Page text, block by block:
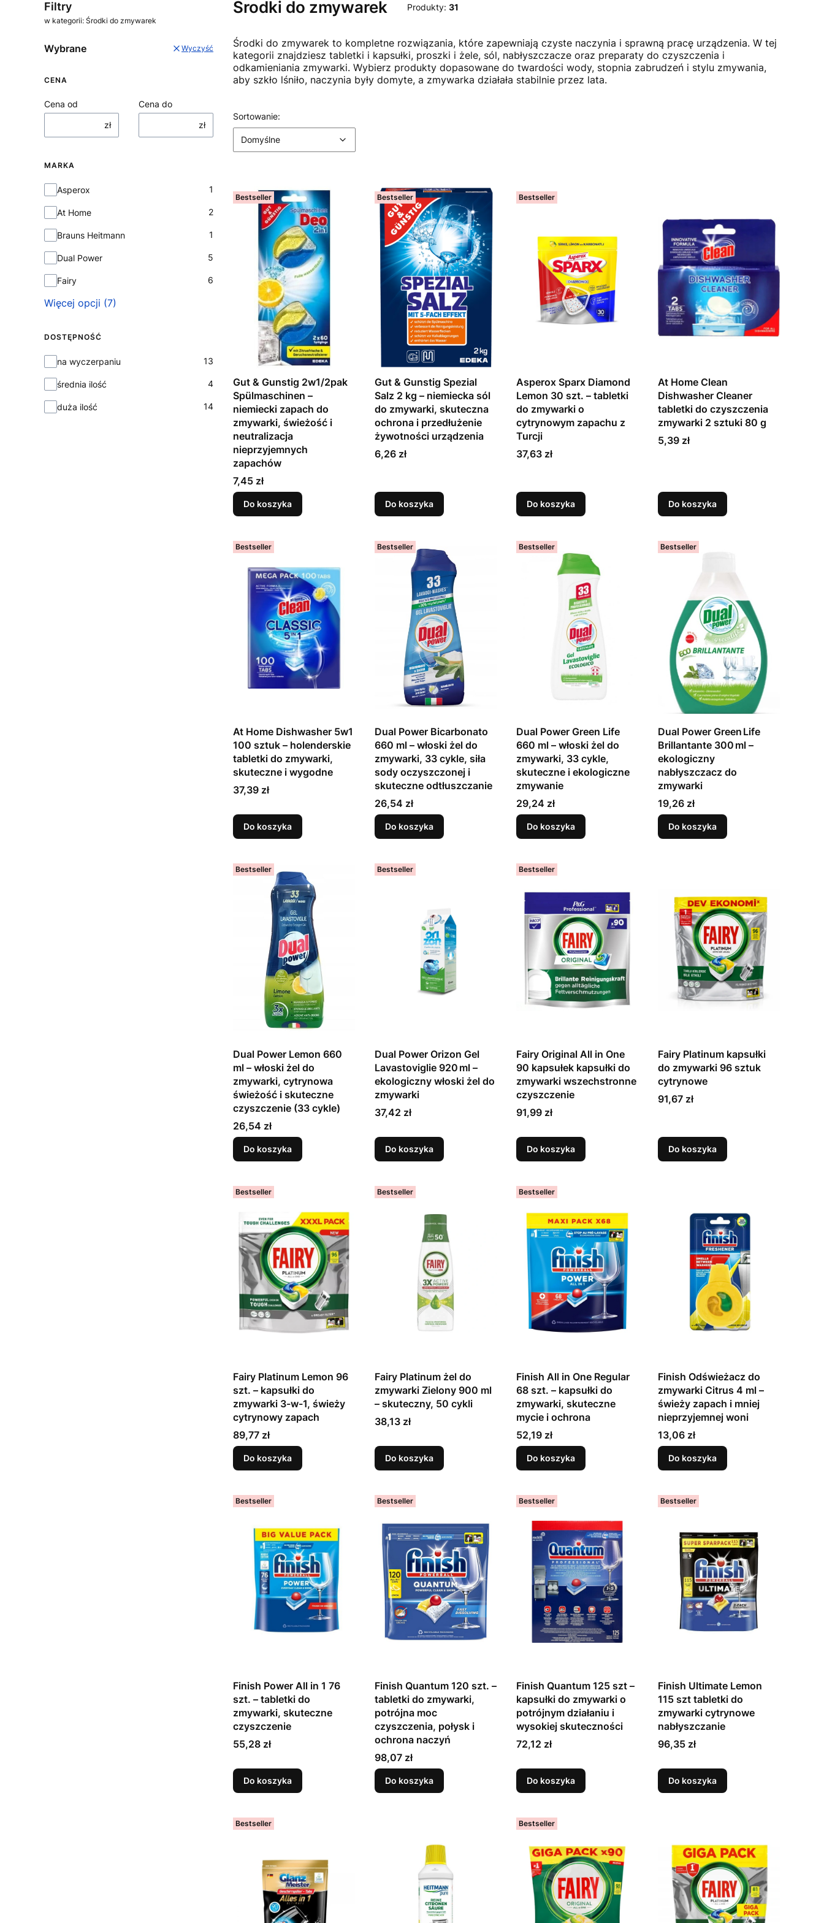
Filtry
w kategorii: Środki do zmywarek
Wybrane Wyczyść
CENA
Cena od
zł
Cena do
zł
MARKA
MarkaAsperox 1
At Home 2
Brauns Heitmann 1
Dual Power 5
Fairy 6
Więcej opcji (7)
DOSTĘPNOŚĆ
Dostępność
na wyczerpaniu 13
średnia ilość 4
duża ilość 14
Środki do zmywarek Produkty: 31
Środki do zmywarek to kompletne rozwiązania, które zapewniają czyste naczynia i sprawną pracę urządzenia. W tej
kategorii znajdziesz tabletki i kapsułki, proszki i żele, sól, nabłyszczacze oraz preparaty do czyszczenia i
odkamieniania zmywarki. Wybierz produkty dopasowane do twardości wody, stopnia zabrudzeń i stylu zmywania,
aby szkło lśniło, naczynia były domyte, a zmywarka działała stabilnie przez lata.
Lista produktów
Sortowanie:
Domyślne
Bestseller
Gut & Gunstig 2w1/2pak
Spülmaschinen –
niemiecki zapach do
zmywarki, świeżość i
neutralizacja
nieprzyjemnych
zapachów
Cena
7,45 zł
Do koszyka
Bestseller
Gut & Gunstig Spezial
Salz 2 kg – niemiecka sól
do zmywarki, skuteczna
ochrona i przedłużenie
żywotności urządzenia
Cena
6,26 zł
Do koszyka
Bestseller
Asperox Sparx Diamond
Lemon 30 szt. – tabletki
do zmywarki o
cytrynowym zapachu z
Turcji
Cena
37,63 zł
Do koszyka
At Home Clean
Dishwasher Cleaner
tabletki do czyszczenia
zmywarki 2 sztuki 80 g
Cena
5,39 zł
Do koszyka
Bestseller
At Home Dishwasher 5w1
100 sztuk – holenderskie
tabletki do zmywarki,
skuteczne i wygodne
Cena
37,39 zł
Do koszyka
Bestseller
Dual Power Bicarbonato
660 ml – włoski żel do
zmywarki, 33 cykle, siła
sody oczyszczonej i
skuteczne odtłuszczanie
Cena
26,54 zł
Do koszyka
Bestseller
Dual Power Green Life
660 ml – włoski żel do
zmywarki, 33 cykle,
skuteczne i ekologiczne
zmywanie
Cena
29,24 zł
Do koszyka
Bestseller
Dual Power Green Life
Brillantante 300 ml –
ekologiczny
nabłyszczacz do
zmywarki
Cena
19,26 zł
Do koszyka
Bestseller
Dual Power Lemon 660
ml – włoski żel do
zmywarki, cytrynowa
świeżość i skuteczne
czyszczenie (33 cykle)
Cena
26,54 zł
Do koszyka
Bestseller
Dual Power Orizon Gel
Lavastoviglie 920 ml –
ekologiczny włoski żel do
zmywarki
Cena
37,42 zł
Do koszyka
Bestseller
Fairy Original All in One
90 kapsułek kapsułki do
zmywarki wszechstronne
czyszczenie
Cena
91,99 zł
Do koszyka
Fairy Platinum kapsułki
do zmywarki 96 sztuk
cytrynowe
Cena
91,67 zł
Do koszyka
Bestseller
Fairy Platinum Lemon 96
szt. – kapsułki do
zmywarki 3-w-1, świeży
cytrynowy zapach
Cena
89,77 zł
Do koszyka
Bestseller
Fairy Platinum żel do
zmywarki Zielony 900 ml
– skuteczny, 50 cykli
Cena
38,13 zł
Do koszyka
Bestseller
Finish All in One Regular
68 szt. – kapsułki do
zmywarki, skuteczne
mycie i ochrona
Cena
52,19 zł
Do koszyka
Finish Odświeżacz do
zmywarki Citrus 4 ml –
świeży zapach i mniej
nieprzyjemnej woni
Cena
13,06 zł
Do koszyka
Bestseller
Finish Power All in 1 76
szt. – tabletki do
zmywarki, skuteczne
czyszczenie
Cena
55,28 zł
Do koszyka
Bestseller
Finish Quantum 120 szt. –
tabletki do zmywarki,
potrójna moc
czyszczenia, połysk i
ochrona naczyń
Cena
98,07 zł
Do koszyka
Bestseller
Finish Quantum 125 szt –
kapsułki do zmywarki o
potrójnym działaniu i
wysokiej skuteczności
Cena
72,12 zł
Do koszyka
Bestseller
Finish Ultimate Lemon
115 szt tabletki do
zmywarki cytrynowe
nabłyszczanie
Cena
96,35 zł
Do koszyka
Bestseller Bestseller